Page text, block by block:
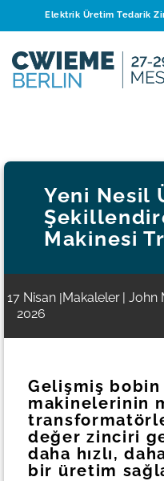
Elektrik Üretim Tedarik
Yeni Nesil
Makinesi
17 Nisan
2026
|Makaleler | John
Gelişmiş bobin
makinelerinin
değer zinciri
daha hızlı,
bir üretim